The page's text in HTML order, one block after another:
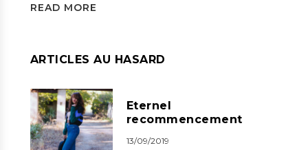
READ MORE
ARTICLES AU HASARD
Eternel
recommencement
13/09/2019